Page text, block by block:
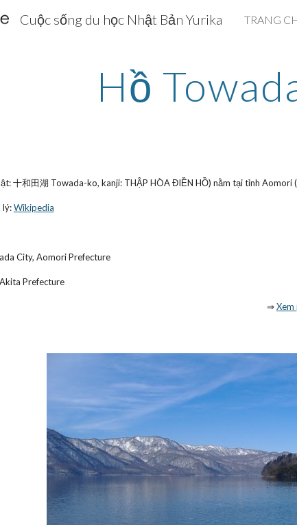
Skip to main content
Cuộc sống du học Nhật Bản Yurika TRANG
Hồ
十和田湖 Towada-ko, kanji: THẬP HÒA ĐIỀN HỒ) nằm tại tỉnh
lý: Wikipedia
City, Aomori Prefecture
Prefecture
⇒Xem